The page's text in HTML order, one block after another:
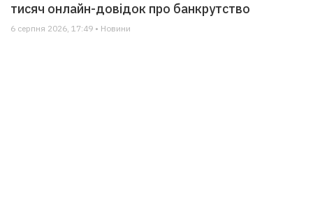
тисяч онлайн-довідок про банкрутство
6 серпня 2026, 17:49 • Новини